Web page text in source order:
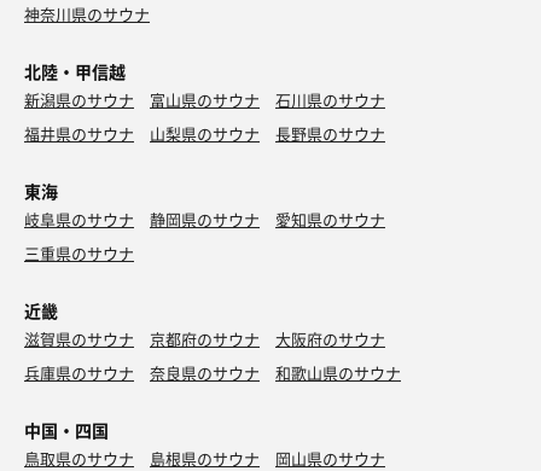
神奈川県のサウナ
北陸・甲信越
新潟県のサウナ 富山県のサウナ
石川県のサウナ
福井県のサウナ
山梨県のサウナ 長野県のサウナ
東海
岐阜県のサウナ 静岡県のサウナ
愛知県のサウナ
三重県のサウナ
近畿
滋賀県のサウナ 京都府のサウナ
大阪府のサウナ
兵庫県のサウナ
奈良県のサウナ 和歌山県のサウナ
中国・四国
鳥取県のサウナ 島根県のサウナ
岡山県のサウナ